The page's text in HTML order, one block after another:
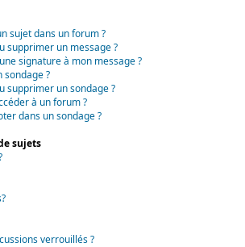
sujet dans un forum ?
supprimer un message ?
signature à mon message ?
sondage ?
supprimer un sondage ?
à un forum ?
dans un sondage ?
sujets
verrouillés ?